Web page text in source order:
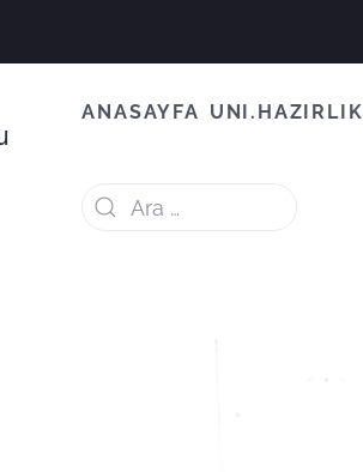
ANASAYFA UNI.HAZIRLIK